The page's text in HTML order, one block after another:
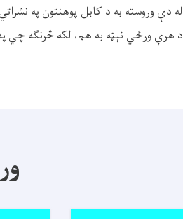
له دې وروسته به د کابل پوهنتون په
د هرې ورځي نېټه به هم، لکه څرنګه چي